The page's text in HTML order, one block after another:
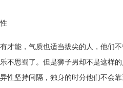
才能，气质也适当拔尖的人，他们
不思蜀了。但是狮子男却不是这样
性坚持间隔，独身的时分他们不会